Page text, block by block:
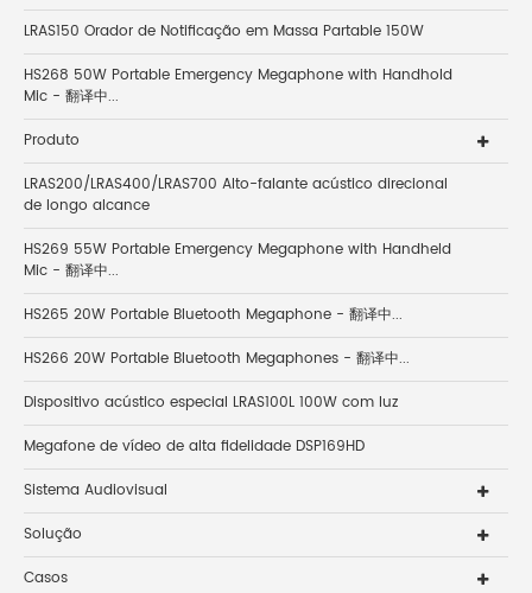
LRAS150 Orador de Notificação em Massa Partable 150W
HS268 50W Portable Emergency Megaphone with Handhold
Mic - 翻译中...
Produto
LRAS200/LRAS400/LRAS700 Alto-falante acústico direcional
de longo alcance
HS269 55W Portable Emergency Megaphone with Handheld
Mic - 翻译中...
HS265 20W Portable Bluetooth Megaphone - 翻译中...
HS266 20W Portable Bluetooth Megaphones - 翻译中...
Dispositivo acústico especial LRAS100L 100W com luz
Megafone de vídeo de alta fidelidade DSP169HD
Sistema Audiovisual
Solução
Casos